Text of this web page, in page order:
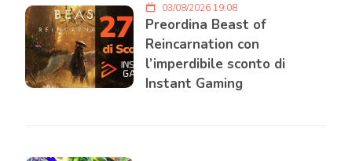
03/08/2026 19:08
Preordina Beast of
Reincarnation con
l’imperdibile sconto di
Instant Gaming